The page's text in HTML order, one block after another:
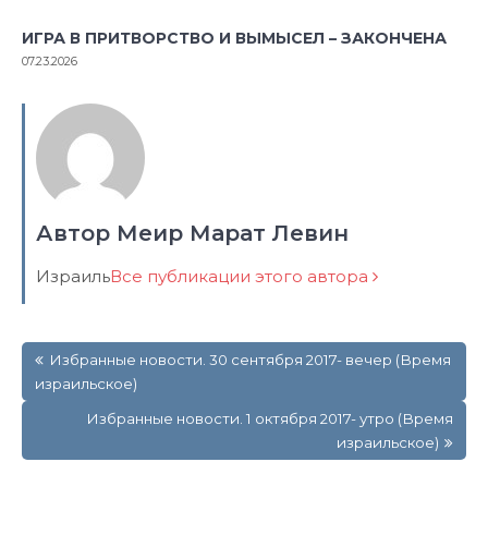
ИГРА В ПРИТВОРСТВО И ВЫМЫСЕЛ – ЗАКОНЧЕНА
07.23.2026
Автор Меир Марат Левин
ИзраильВсе публикации этого автора
по
записям
Избранные новости. 30 сентября 2017- вечер (Время
израильское)
Избранные новости. 1 октября 2017- утро (Время
израильское)